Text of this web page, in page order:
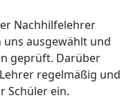
Nachhilfelehrer
ausgewählt und
geprüft. Darüber
regelmäßig und
Schüler ein.